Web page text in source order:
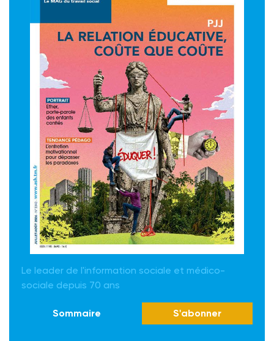
Le leader de l'information sociale et médico-
sociale depuis 70 ans
Sommaire S'abonner